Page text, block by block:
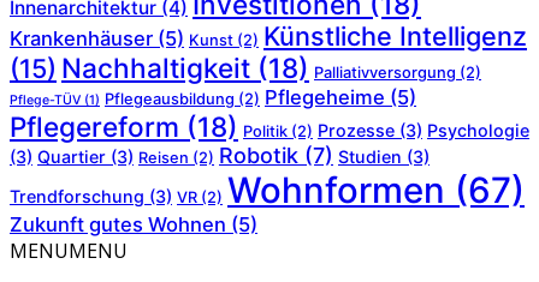
Innenarchitektur (4)
Krankenhäuser (5) Kunst (2) Künstliche Intelligenz
(15) Nachhaltigkeit (18) Palliativversorgung (2)
Pflege-TÜV (1) Pflegeausbildung (2) Pflegeheime (5)
Pflegereform (18) Politik (2) Prozesse (3) Psychologie
(3) Quartier (3) Reisen (2) Robotik (7) Studien (3)
Trendforschung (3) VR (2) Wohnformen (67)
Zukunft gutes Wohnen (5)
MENUMENU